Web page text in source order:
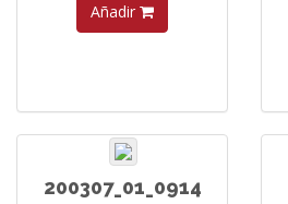
Añadir
200307_01_0914